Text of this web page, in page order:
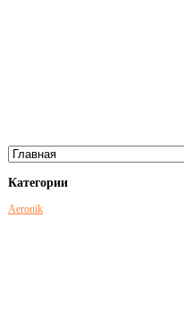
Категории
Aeronik